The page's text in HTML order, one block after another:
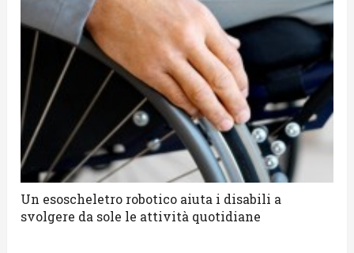
Un esoscheletro robotico aiuta i disabili a
svolgere da sole le attività quotidiane